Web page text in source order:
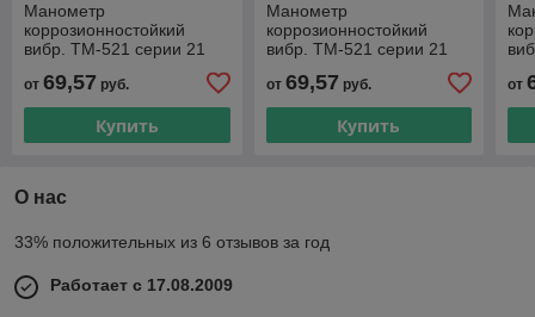
Манометр
коррозионностойкий
вибр. ТМ-521 серии 21
0…0,1МПа М20×1,5 или
G½ радиальный штуцер
от 69,57 руб.
Купить
Манометр
коррозионностойкий
вибр. ТМ-521 серии 21
0…0,16МПа М20×1,5 или
G½ радиальный штуцер
от 69,57 руб.
Купить
G½
от
О нас
33% положительных из 6 отзывов за год
Работает с 17.08.2009